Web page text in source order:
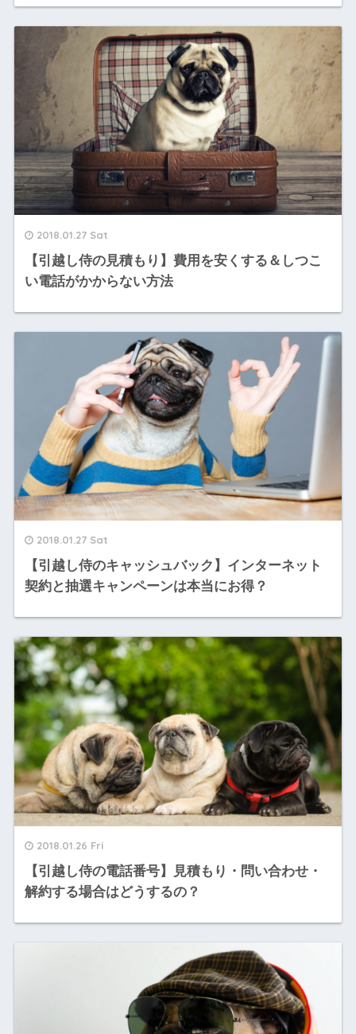
2018.01.27 Sat
【引越し侍の見積もり】費用を安くする＆しつこ
い電話がかからない方法
2018.01.27 Sat
【引越し侍のキャッシュバック】インターネット
契約と抽選キャンペーンは本当にお得？
2018.01.26 Fri
【引越し侍の電話番号】見積もり・問い合わせ・
解約する場合はどうするの？